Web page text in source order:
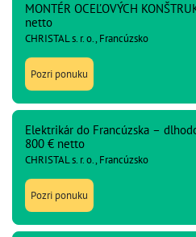
MONTÉR OCEĽOVÝCH
netto
CHRISTAL s. r. o., Francúzsko
Pozri ponuku
Elektrikár do Francúzska –
800 € netto
CHRISTAL s. r. o., Francúzsko
Pozri ponuku